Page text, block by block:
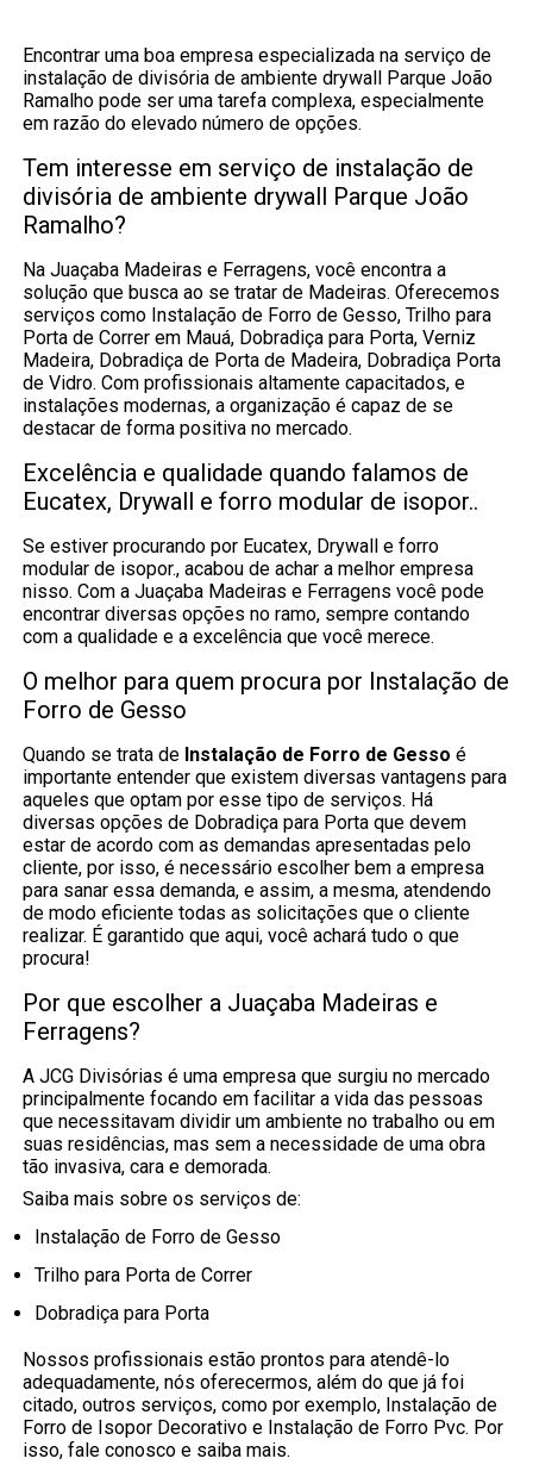
Encontrar uma boa empresa especializada na serviço de
instalação de divisória de ambiente drywall Parque João
Ramalho pode ser uma tarefa complexa, especialmente
em razão do elevado número de opções.
Tem interesse em serviço de instalação de
divisória de ambiente drywall Parque João
Ramalho?
Na Juaçaba Madeiras e Ferragens, você encontra a
solução que busca ao se tratar de Madeiras. Oferecemos
serviços como Instalação de Forro de Gesso, Trilho para
Porta de Correr em Mauá, Dobradiça para Porta, Verniz
Madeira, Dobradiça de Porta de Madeira, Dobradiça Porta
de Vidro. Com profissionais altamente capacitados, e
instalações modernas, a organização é capaz de se
destacar de forma positiva no mercado.
Excelência e qualidade quando falamos de
Eucatex, Drywall e forro modular de isopor..
Se estiver procurando por Eucatex, Drywall e forro
modular de isopor., acabou de achar a melhor empresa
nisso. Com a Juaçaba Madeiras e Ferragens você pode
encontrar diversas opções no ramo, sempre contando
com a qualidade e a excelência que você merece.
O melhor para quem procura por Instalação de
Forro de Gesso
Quando se trata de Instalação de Forro de Gesso é
importante entender que existem diversas vantagens para
aqueles que optam por esse tipo de serviços. Há
diversas opções de Dobradiça para Porta que devem
estar de acordo com as demandas apresentadas pelo
cliente, por isso, é necessário escolher bem a empresa
para sanar essa demanda, e assim, a mesma, atendendo
de modo eficiente todas as solicitações que o cliente
realizar. É garantido que aqui, você achará tudo o que
procura!
Por que escolher a Juaçaba Madeiras e
Ferragens?
A JCG Divisórias é uma empresa que surgiu no mercado
principalmente focando em facilitar a vida das pessoas
que necessitavam dividir um ambiente no trabalho ou em
suas residências, mas sem a necessidade de uma obra
tão invasiva, cara e demorada.
Saiba mais sobre os serviços de:
Instalação de Forro de Gesso
Trilho para Porta de Correr
Dobradiça para Porta
Nossos profissionais estão prontos para atendê-lo
adequadamente, nós oferecermos, além do que já foi
citado, outros serviços, como por exemplo, Instalação de
Forro de Isopor Decorativo e Instalação de Forro Pvc. Por
isso, fale conosco e saiba mais.